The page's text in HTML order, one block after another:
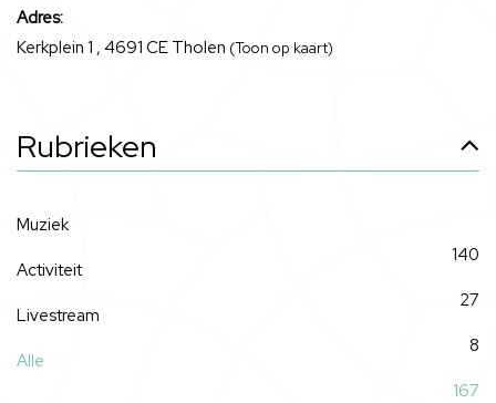
Adres:
Kerkplein 1 , 4691 CE Tholen (Toon op kaart)
Rubrieken
Muziek
140
Activiteit
27
Livestream
8
Alle
167